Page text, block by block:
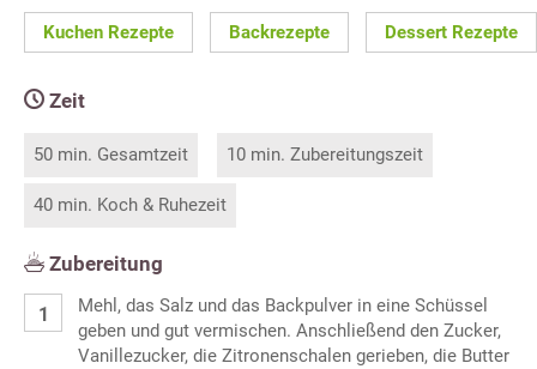
Kuchen Rezepte Backrezepte Dessert Rezepte
Zeit
50 min. Gesamtzeit 10 min. Zubereitungszeit
40 min. Koch & Ruhezeit
Zubereitung
Mehl, das Salz und das Backpulver in eine Schüssel
geben und gut vermischen. Anschließend den Zucker,
Vanillezucker, die Zitronenschalen gerieben, die Butter